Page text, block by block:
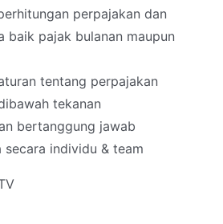
perpajakan dan
baik pajak bulanan maupun
tentang perpajakan
tekanan
bertanggung jawab
secara individu & team